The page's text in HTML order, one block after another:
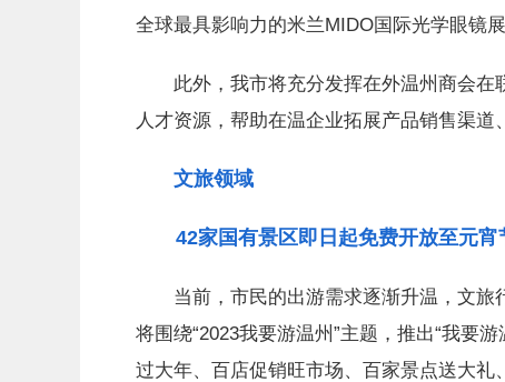
全球最具影响力的米兰MIDO国际光学眼镜展
此外，我市将充分发挥在外温州商会在
人才资源，帮助在温企业拓展产品销售渠道
文旅领域
42家国有景区即日起免费开放至元宵
当前，市民的出游需求逐渐升温，文旅
将围绕“2023我要游温州”主题，推出“我要
过大年、百店促销旺市场、百家景点送大